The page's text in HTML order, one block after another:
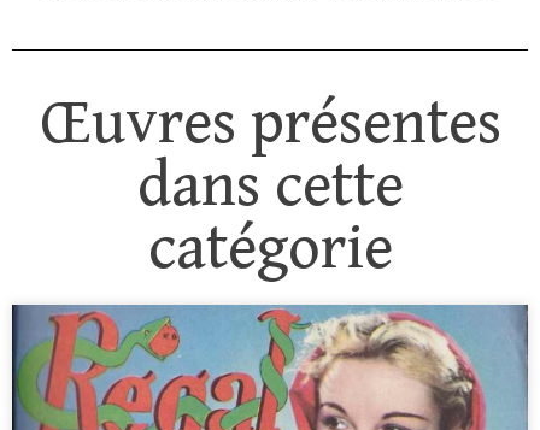
Œuvres présentes
dans cette
catégorie